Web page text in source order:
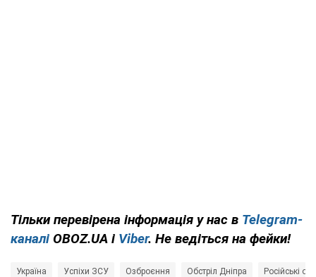
Тількиперевірена інформація у нас в Telegram-
каналі OBOZ.UA і Viber. Не ведіться на фейки!
Україна Успіхи ЗСУ Озброєння Обстріл Дніпра Російські